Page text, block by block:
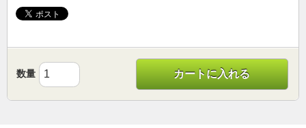
数量 カートに入れる